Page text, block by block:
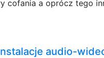
cofania a oprócz tego
audio-